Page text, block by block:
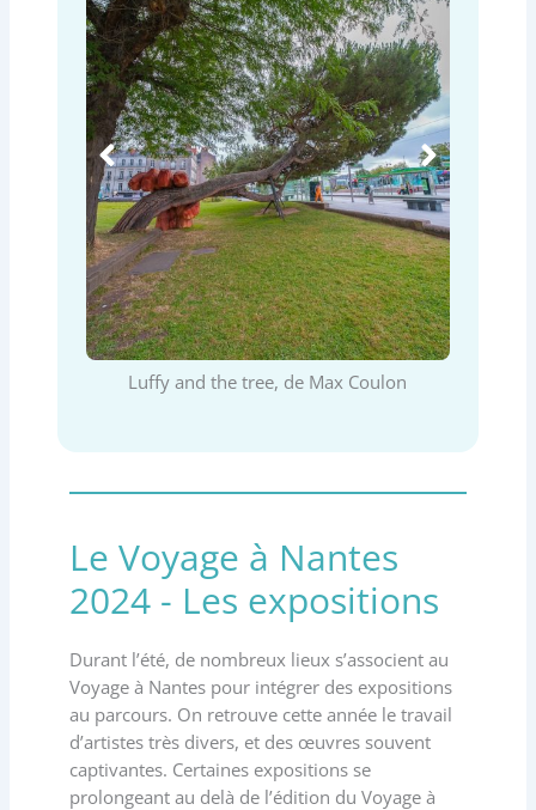
Luffy and the tree, de Max Coulon
Le Voyage à Nantes
2024 - Les expositions
Durant l’été, de nombreux lieux s’associent au
Voyage à Nantes pour intégrer des expositions
au parcours. On retrouve cette année le travail
d’artistes très divers, et des œuvres souvent
captivantes. Certaines expositions se
prolongeant au delà de l’édition du Voyage à